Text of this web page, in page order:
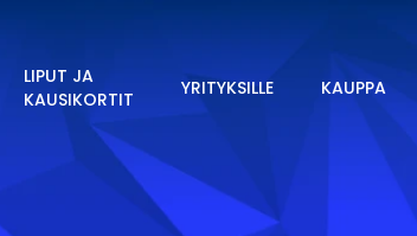
LIPUT JA
KAUSIKORTIT
YRITYKSILLE KAUPPA